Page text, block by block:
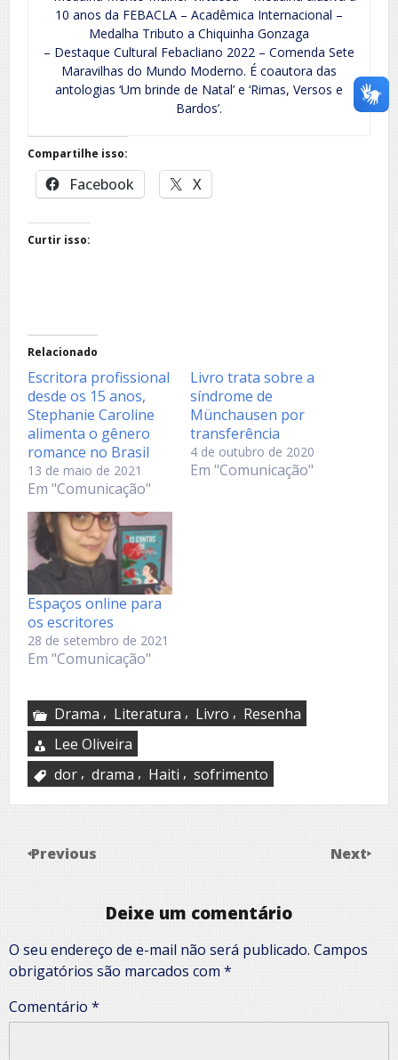
10 anos da FEBACLA – Acadêmica Internacional –
Medalha Tributo a Chiquinha Gonzaga
– Destaque Cultural Febacliano 2022 – Comenda Sete
Maravilhas do Mundo Moderno. É coautora das
antologias ‘Um brinde de Natal’ e ‘Rimas, Versos e
Bardos’.
Compartilhe isso:
Facebook X
Curtir isso:
Relacionado
Escritora profissional
desde os 15 anos,
Stephanie Caroline
alimenta o gênero
romance no Brasil
13 de maio de 2021
Em "Comunicação"
Livro trata sobre a
síndrome de
Münchausen por
transferência
4 de outubro de 2020
Em "Comunicação"
Espaços online para
os escritores
28 de setembro de 2021
Em "Comunicação"
Drama , Literatura , Livro , Resenha
Lee Oliveira
dor , drama , Haiti , sofrimento
Previous Next
Deixe um comentário
O seu endereço de e-mail não será publicado. Campos
obrigatórios são marcados com *
Comentário *